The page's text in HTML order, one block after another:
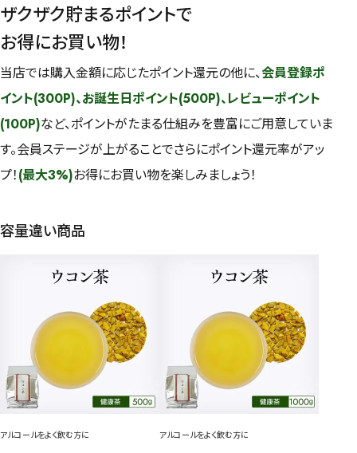
ザクザク貯まるポイントで
お得にお買い物！
当店では購入金額に応じたポイント還元の他に、会員登録ポ
イント(300P)、お誕生日ポイント(500P)、レビューポイント
(100P)など、ポイントがたまる仕組みを豊富にご用意していま
す。会員ステージが上がることでさらにポイント還元率がアッ
プ！(最大3%)お得にお買い物を楽しみましょう！
容量違い商品
アルコールをよく飲む方に アルコールをよく飲む方に